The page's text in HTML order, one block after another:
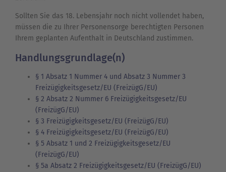
Sollten Sie das 18. Lebensjahr noch nicht vollendet haben,
müssen die zu Ihrer Personensorge berechtigten Personen
Ihrem geplanten Aufenthalt in Deutschland zustimmen.
Handlungsgrundlage(n)
§ 1 Absatz 1 Nummer 4 und Absatz 3 Nummer 3
Freizügigkeitsgesetz/EU (FreizügG/EU)
§ 2 Absatz 2 Nummer 6 Freizügigkeitsgesetz/EU
(FreizügG/EU)
§ 3 Freizügigkeitsgesetz/EU (FreizügG/EU)
§ 4 Freizügigkeitsgesetz/EU (FreizügG/EU)
§ 5 Absatz 1 und 2 Freizügigkeitsgesetz/EU
(FreizügG/EU)
§ 5a Absatz 2 Freizügigkeitsgesetz/EU (FreizügG/EU)